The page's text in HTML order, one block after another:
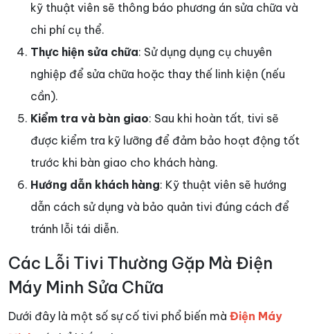
kỹ thuật viên sẽ thông báo phương án sửa chữa và
chi phí cụ thể.
Thực hiện sửa chữa: Sử dụng dụng cụ chuyên
nghiệp để sửa chữa hoặc thay thế linh kiện (nếu
cần).
Kiểm tra và bàn giao: Sau khi hoàn tất, tivi sẽ
được kiểm tra kỹ lưỡng để đảm bảo hoạt động tốt
trước khi bàn giao cho khách hàng.
Hướng dẫn khách hàng: Kỹ thuật viên sẽ hướng
dẫn cách sử dụng và bảo quản tivi đúng cách để
tránh lỗi tái diễn.
Các Lỗi Tivi Thường Gặp Mà Điện
Máy Minh Sửa Chữa
Dưới đây là một số sự cố tivi phổ biến mà Điện Máy